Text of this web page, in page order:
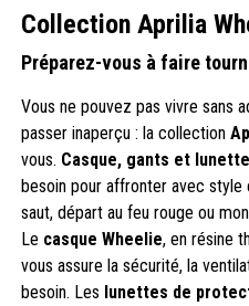
Collection Aprilia
Préparez-vous à faire
Vous ne pouvez pas vivre sans
passer inaperçu : la collection
vous. Casque, gants et
besoin pour affronter avec
saut, départ au feu rouge ou
Le casque Wheelie, en résine
vous assure la sécurité, la
besoin. Les lunettes de